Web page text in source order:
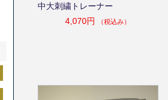
中大刺繍トレーナー
4,070円
（税込み）